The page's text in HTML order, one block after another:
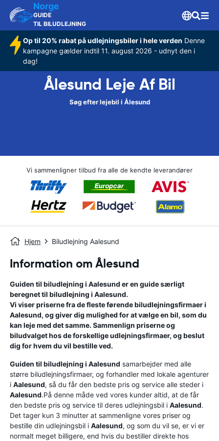
Norge
GUIDE
TIL BILUDLEJNING
Op til 20% rabat på udlejningsbiler i hele verden Denne
kampagne gælder indtil 11. august 2026 - udnyt den i
dag!
Ålesund Leje Af Bil
Søg efter lejebil i Ålesund
Vi sammenligner tilbud fra alle de kendte leverandører
Hjem Biludlejning Aalesund
Information om Ålesund
Guiden til biludlejning i Aalesund er en guide særligt
beregnet til biludlejning i Aalesund.
Vi viser priserne fra de fleste førende biludlejningsfirmaer i
Aalesund, og giver dig mulighed for at vælge en bil, som du
kan leje med det samme. Sammenlign priserne og
biludvalget hos de forskellige udlejningsfirmaer, og beslut
dig for hvem du vil bestille ved.
Guiden til biludlejning i Aalesund samarbejder med alle
større biludlejningsfirmaer, og forhandler med lokale agenturer
i Aalesund, så du får den bedste pris og service alle steder i
Aalesund.På denne måde ved vores kunder altid, at de får
den bedste pris og service til deres udlejningsbil i Aalesund.
Det tager kun 3 minutter at sammenligne vores priser og
bestille din udlejningsbil i Aalesund, og som du vil se, er vi er
normalt meget billigere, end hvis du bestiller direkte hos